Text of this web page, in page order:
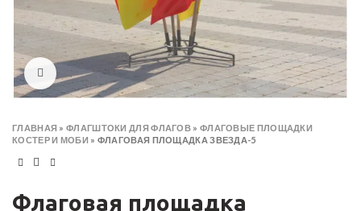
Click to enlarge
ГЛАВНАЯ »ФЛАГШТОКИ ДЛЯ ФЛАГОВ » ФЛАГОВЫЕ ПЛОЩАДКИ
КОСТЕР И МОБИ » ФЛАГОВАЯ ПЛОЩАДКА ЗВЕЗДА-5
Флаговая площадка